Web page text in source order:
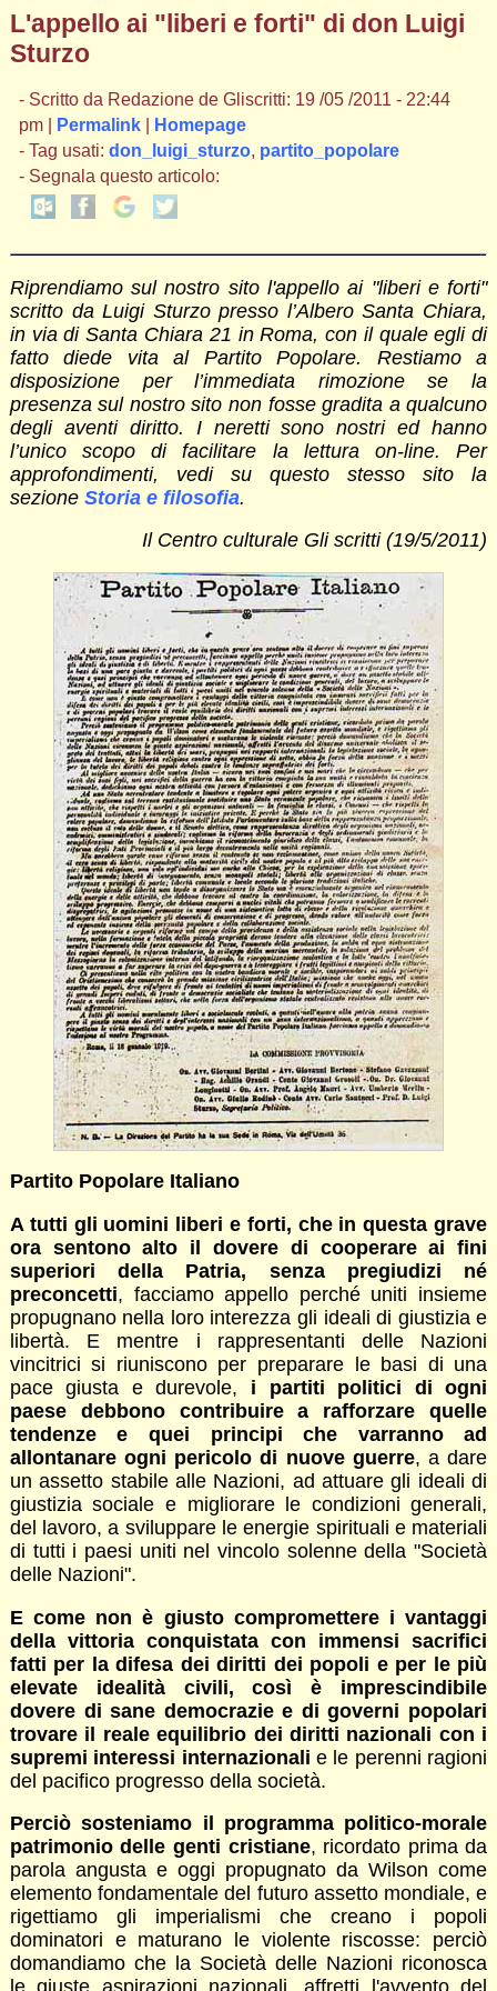
L'appello ai "liberi e forti" di don Luigi
Sturzo
- Scritto da Redazione de Gliscritti: 19 /05 /2011 - 22:44
pm |
Permalink|
Homepage
- Tag usati: don_luigi_sturzo, partito_popolare
- Segnala questo articolo:
Riprendiamo sul nostro sito l'appello ai "liberi e forti"
scritto da Luigi Sturzo presso l’Albero Santa Chiara,
in via di Santa Chiara 21 in Roma, con il quale egli di
fatto diede vita al Partito Popolare.
Restiamo a
disposizione per l’immediata rimozione se la
presenza sul nostro sito non fosse gradita a qualcuno
degli aventi diritto. I neretti sono nostri ed hanno
l’unico scopo di facilitare la lettura on-line. Per
approfondimenti, vedi su questo stesso sito la
sezione Storia e filosofia.
Il Centro culturale Gli scritti (19/5/2011)
Partito Popolare Italiano
A tutti gli uomini liberi e forti, che in questa grave
ora sentono alto il dovere di cooperare ai fini
superiori della Patria, senza pregiudizi né
preconcetti, facciamo appello perché uniti insieme
propugnano nella loro interezza gli ideali di giustizia e
libertà. E mentre i rappresentanti delle Nazioni
vincitrici si riuniscono per preparare le basi di una
pace giusta e durevole, i partiti politici di ogni
paese debbono contribuire a rafforzare quelle
tendenze e quei principi che varranno ad
allontanare ogni pericolo di nuove guerre, a dare
un assetto stabile alle Nazioni, ad attuare gli ideali di
giustizia sociale e migliorare le condizioni generali,
del lavoro, a sviluppare le energie spirituali e materiali
di tutti i paesi uniti nel vincolo solenne della "Società
delle Nazioni".
E come non è giusto compromettere i vantaggi
della vittoria conquistata con immensi sacrifici
fatti per la difesa dei diritti dei popoli e per le più
elevate idealità civili, così è imprescindibile
dovere di sane democrazie e di governi popolari
trovare il reale equilibrio dei diritti nazionali con i
supremi interessi internazionali e le perenni ragioni
del pacifico progresso della società.
Perciò sosteniamo il programma politico-morale
patrimonio delle genti cristiane, ricordato prima da
parola angusta e oggi propugnato da Wilson come
elemento fondamentale del futuro assetto mondiale, e
rigettiamo gli imperialismi che creano i popoli
dominatori e maturano le violente riscosse: perciò
domandiamo che la Società delle Nazioni riconosca